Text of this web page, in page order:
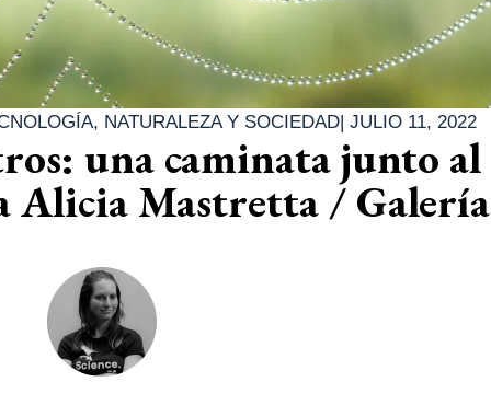
, NATURALEZA Y SOCIEDAD| JULIO 11, 2022
una caminata junto al
Alicia Mastretta / Galería